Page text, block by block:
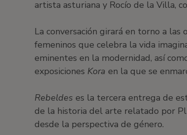
artista asturiana y Rocío de la Villa,
La conversación girará en torno a
femeninos que celebra la vida
eminentes en la modernidad, así
exposiciones Kora en la que se
Rebeldes es la tercera entrega de
de la historia del arte relatado por
desde la perspectiva de género.